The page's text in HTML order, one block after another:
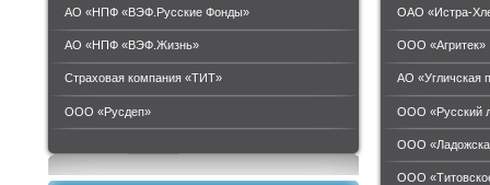
АО «НПФ «ВЭФ.Русские Фонды»
АО «НПФ «ВЭФ.Жизнь»
Страховая компания «ТИТ»
ООО «Руcдеп»
ОАО «Истра-
ООО «Агритек»
АО «Угличская
ООО «Русский
ООО
ООО